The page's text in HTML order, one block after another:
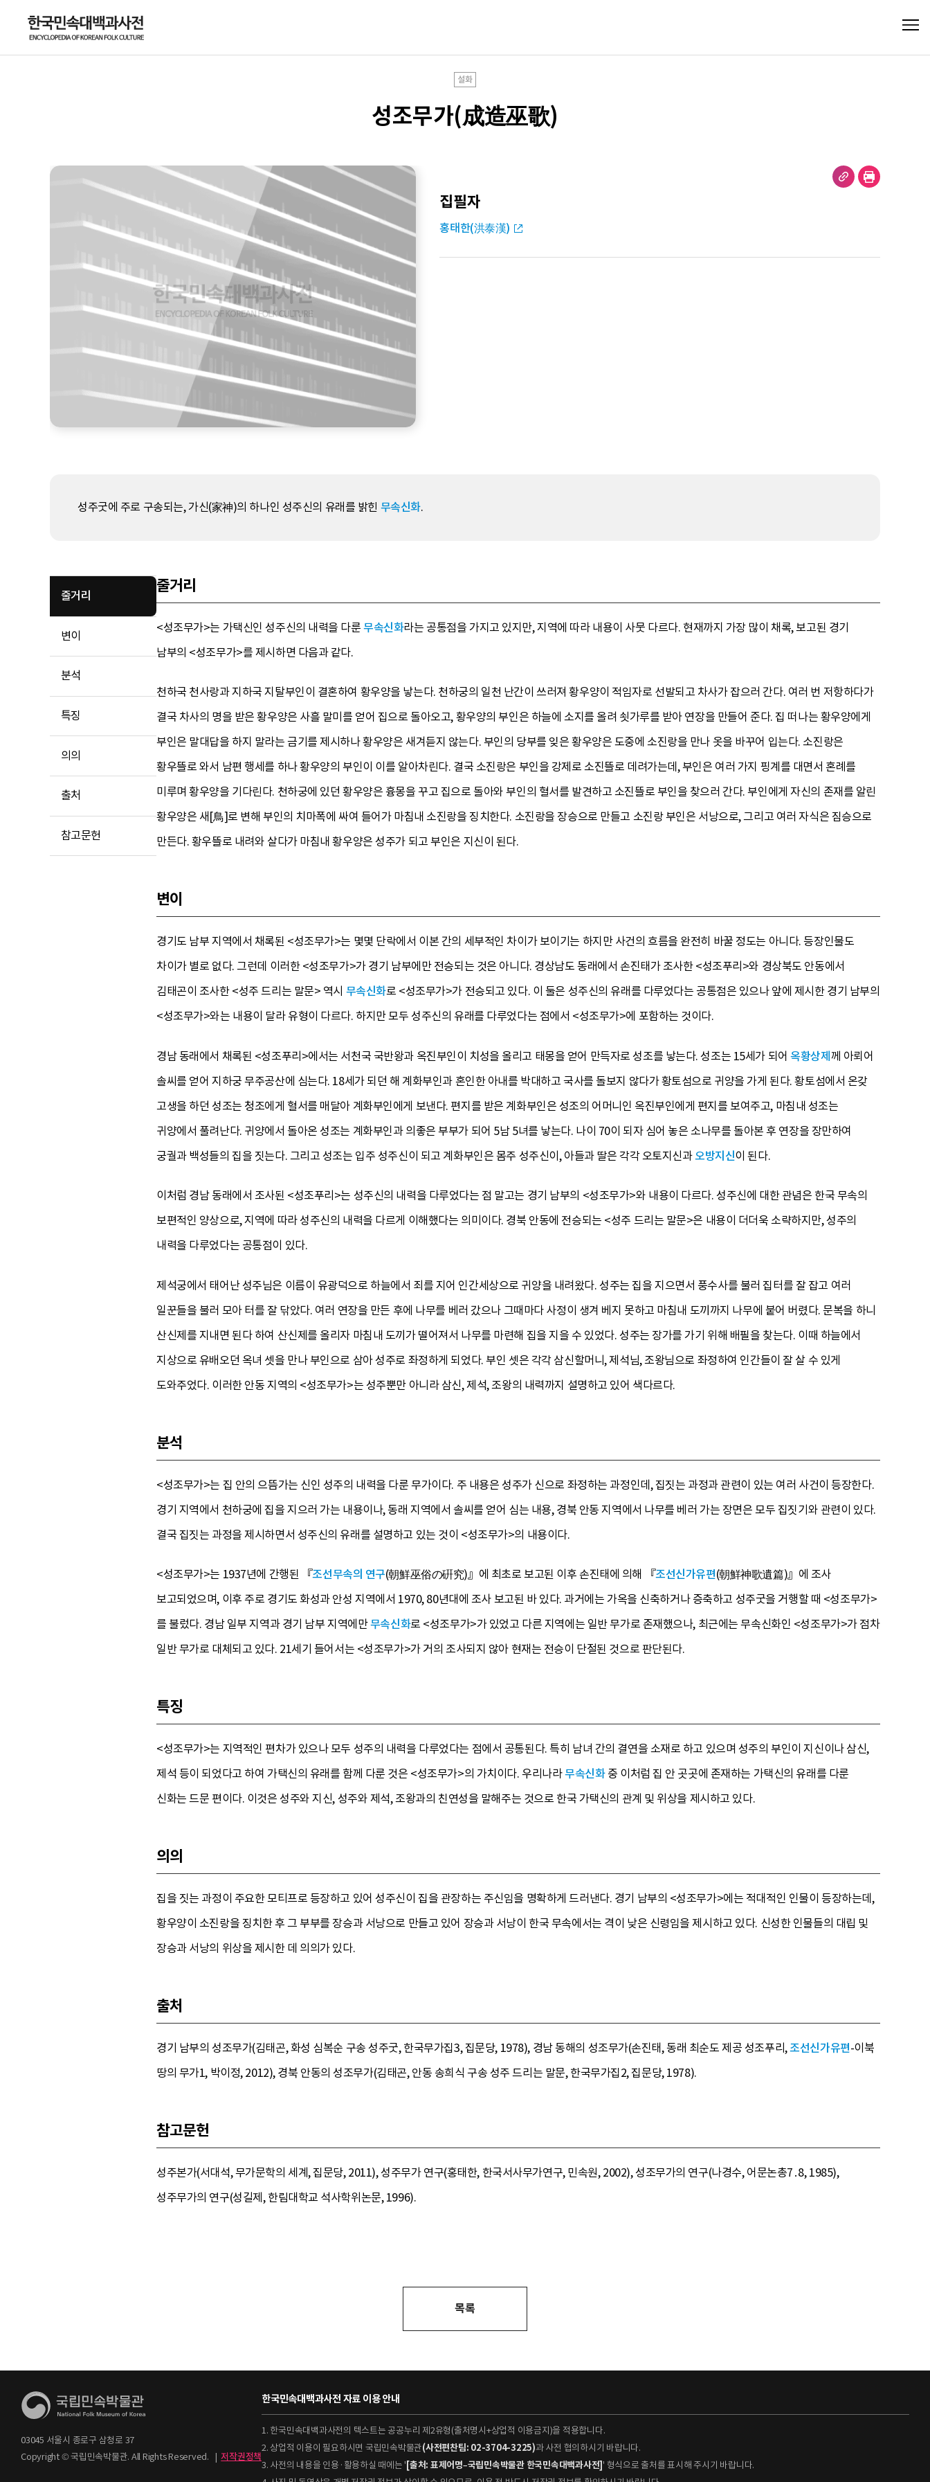
설화
성조무가(成造巫歌)
집필자
홍태한(洪泰漢)
성주굿에 주로 구송되는, 가신(家神)의 하나인 성주신의 유래를 밝힌 무속신화.
줄거리
변이
분석
특징
의의
출처
참고문헌
줄거리
<성조무가>는 가택신인 성주신의 내력을 다룬무속신화라는 공통점을 가지고 있지만, 지역에 따라 내용이 사뭇 다르다. 현재까지 가장 많이 채록, 보고된 경기
남부의 <성조무가>를 제시하면 다음과 같다.
천하국 천사랑과 지하국 지탈부인이 결혼하여 황우양을 낳는다. 천하궁의 일천 난간이 쓰러져 황우양이 적임자로 선발되고 차사가 잡으러 간다. 여러 번 저항하다가
결국 차사의 명을 받은 황우양은 사흘 말미를 얻어 집으로 돌아오고, 황우양의 부인은 하늘에 소지를 올려 쇳가루를 받아 연장을 만들어 준다. 집 떠나는 황우양에게
부인은 말대답을 하지 말라는 금기를 제시하나 황우양은 새겨듣지 않는다. 부인의 당부를 잊은 황우양은 도중에 소진랑을 만나 옷을 바꾸어 입는다. 소진랑은
황우뜰로 와서 남편 행세를 하나 황우양의 부인이 이를 알아차린다. 결국 소진랑은 부인을 강제로 소진뜰로 데려가는데, 부인은 여러 가지 핑계를 대면서 혼례를
미루며 황우양을 기다린다. 천하궁에 있던 황우양은 흉몽을 꾸고 집으로 돌아와 부인의 혈서를 발견하고 소진뜰로 부인을 찾으러 간다. 부인에게 자신의 존재를 알린
황우양은 새[鳥]로 변해 부인의 치마폭에 싸여 들어가 마침내 소진랑을 징치한다. 소진랑을 장승으로 만들고 소진랑 부인은 서낭으로, 그리고 여러 자식은 짐승으로
만든다. 황우뜰로 내려와 살다가 마침내 황우양은 성주가 되고 부인은 지신이 된다.
변이
경기도 남부 지역에서 채록된 <성조무가>는 몇몇 단락에서 이본 간의 세부적인 차이가 보이기는 하지만 사건의 흐름을 완전히 바꿀 정도는 아니다. 등장인물도
차이가 별로 없다. 그런데 이러한 <성조무가>가 경기 남부에만 전승되는 것은 아니다. 경상남도 동래에서 손진태가 조사한 <성조푸리>와 경상북도 안동에서
김태곤이 조사한 <성주 드리는 말문> 역시 무속신화로 <성조무가>가 전승되고 있다. 이 둘은 성주신의 유래를 다루었다는 공통점은 있으나 앞에 제시한 경기 남부의
<성조무가>와는 내용이 달라 유형이 다르다. 하지만 모두 성주신의 유래를 다루었다는 점에서 <성조무가>에 포함하는 것이다.
경남 동래에서 채록된 <성조푸리>에서는 서천국 국반왕과 옥진부인이 치성을 올리고 태몽을 얻어 만득자로 성조를 낳는다. 성조는 15세가 되어옥황상제께 아뢰어
솔씨를 얻어 지하궁 무주공산에 심는다. 18세가 되던 해 계화부인과 혼인한 아내를 박대하고 국사를 돌보지 않다가 황토섬으로 귀양을 가게 된다. 황토섬에서 온갖
고생을 하던 성조는 청조에게 혈서를 매달아 계화부인에게 보낸다. 편지를 받은 계화부인은 성조의 어머니인 옥진부인에게 편지를 보여주고, 마침내 성조는
귀양에서 풀려난다. 귀양에서 돌아온 성조는 계화부인과 의좋은 부부가 되어 5남 5녀를 낳는다. 나이 70이 되자 심어 놓은 소나무를 돌아본 후 연장을 장만하여
궁궐과 백성들의 집을 짓는다. 그리고 성조는 입주 성주신이 되고 계화부인은 몸주 성주신이, 아들과 딸은 각각 오토지신과오방지신이 된다.
이처럼 경남 동래에서 조사된 <성조푸리>는 성주신의 내력을 다루었다는 점 말고는 경기 남부의 <성조무가>와 내용이 다르다. 성주신에 대한 관념은 한국 무속의
보편적인 양상으로, 지역에 따라 성주신의 내력을 다르게 이해했다는 의미이다. 경북 안동에 전승되는 <성주 드리는 말문>은 내용이 더더욱 소략하지만, 성주의
내력을 다루었다는 공통점이 있다.
제석궁에서 태어난 성주님은 이름이 유광덕으로 하늘에서 죄를 지어 인간세상으로 귀양을 내려왔다. 성주는 집을 지으면서 풍수사를 불러 집터를 잘 잡고 여러
일꾼들을 불러 모아 터를 잘 닦았다. 여러 연장을 만든 후에 나무를 베러 갔으나 그때마다 사정이 생겨 베지 못하고 마침내 도끼까지 나무에 붙어 버렸다. 문복을 하니
산신제를 지내면 된다 하여 산신제를 올리자 마침내 도끼가 떨어져서 나무를 마련해 집을 지을 수 있었다. 성주는 장가를 가기 위해 배필을 찾는다. 이때 하늘에서
지상으로 유배오던 옥녀 셋을 만나 부인으로 삼아 성주로 좌정하게 되었다. 부인 셋은 각각 삼신할머니, 제석님, 조왕님으로 좌정하여 인간들이 잘 살 수 있게
도와주었다. 이러한 안동 지역의 <성조무가>는 성주뿐만 아니라 삼신, 제석, 조왕의 내력까지 설명하고 있어 색다르다.
분석
<성조무가>는 집 안의 으뜸가는 신인 성주의 내력을 다룬 무가이다. 주 내용은 성주가 신으로 좌정하는 과정인데, 집짓는 과정과 관련이 있는 여러 사건이 등장한다.
경기 지역에서 천하궁에 집을 지으러 가는 내용이나, 동래 지역에서 솔씨를 얻어 심는 내용, 경북 안동 지역에서 나무를 베러 가는 장면은 모두 집짓기와 관련이 있다.
결국 집짓는 과정을 제시하면서 성주신의 유래를 설명하고 있는 것이 <성조무가>의 내용이다.
<성조무가>는 1937년에 간행된 『조선무속의 연구(朝鮮巫俗の硏究)』에 최초로 보고된 이후 손진태에 의해 『조선신가유편(朝鮮神歌遺篇)』에 조사
보고되었으며, 이후 주로 경기도 화성과 안성 지역에서 1970, 80년대에 조사 보고된 바 있다. 과거에는 가옥을 신축하거나 증축하고 성주굿을 거행할 때 <성조무가>
를 불렀다. 경남 일부 지역과 경기 남부 지역에만무속신화로 <성조무가>가 있었고 다른 지역에는 일반 무가로 존재했으나, 최근에는 무속신화인 <성조무가>가 점차
일반 무가로 대체되고 있다. 21세기 들어서는 <성조무가>가 거의 조사되지 않아 현재는 전승이 단절된 것으로 판단된다.
특징
<성조무가>는 지역적인 편차가 있으나 모두 성주의 내력을 다루었다는 점에서 공통된다. 특히 남녀 간의 결연을 소재로 하고 있으며 성주의 부인이 지신이나 삼신,
제석 등이 되었다고 하여 가택신의 유래를 함께 다룬 것은 <성조무가>의 가치이다. 우리나라무속신화중 이처럼 집 안 곳곳에 존재하는 가택신의 유래를 다룬
신화는 드문 편이다. 이것은 성주와 지신, 성주와 제석, 조왕과의 친연성을 말해주는 것으로 한국 가택신의 관계 및 위상을 제시하고 있다.
의의
집을 짓는 과정이 주요한 모티프로 등장하고 있어 성주신이 집을 관장하는 주신임을 명확하게 드러낸다. 경기 남부의 <성조무가>에는 적대적인 인물이 등장하는데,
황우양이 소진랑을 징치한 후 그 부부를 장승과 서낭으로 만들고 있어 장승과 서낭이 한국 무속에서는 격이 낮은 신령임을 제시하고 있다. 신성한 인물들의 대립 및
장승과 서낭의 위상을 제시한 데 의의가 있다.
출처
경기 남부의 성조무가(김태곤, 화성 심복순 구송 성주굿, 한국무가집3, 집문당, 1978), 경남 동해의 성조무가(손진태, 동래 최순도 제공 성조푸리,조선신가유편-이북
땅의 무가1, 박이정, 2012), 경북 안동의 성조무가(김태곤, 안동 송희식 구송 성주 드리는 말문, 한국무가집2, 집문당, 1978).
참고문헌
성주본가(서대석, 무가문학의 세계, 집문당, 2011), 성주무가 연구(홍태한, 한국서사무가연구, 민속원, 2002), 성조무가의 연구(나경수, 어문논총7․8, 1985),
성주무가의 연구(성길제, 한림대학교 석사학위논문, 1996).
목록
03045 서울시 종로구 삼청로 37
Copyright © 국립민속박물관. All Rights Reserved.
| 저작권정책
한국민속대백과사전 자료 이용 안내
1. 한국민속대백과사전의 텍스트는 공공누리 제2유형(출처명시+상업적 이용금지)을 적용합니다.
2. 상업적 이용이 필요하시면 국립민속박물관(사전편찬팀: 02-3704-3225)과 사전 협의하시기 바랍니다.
3. 사전의 내용을 인용·활용하실 때에는 ' [출처: 표제어명–국립민속박물관 한국민속대백과사전] ' 형식으로 출처를 표시해 주시기 바랍니다.